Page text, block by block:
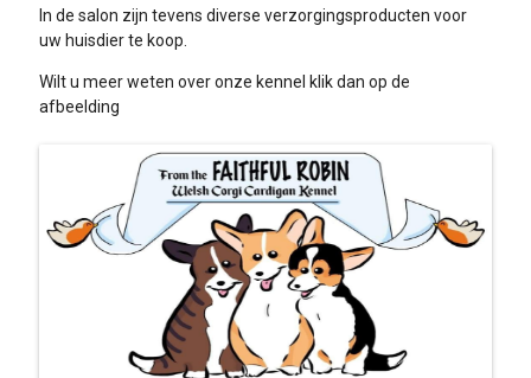
In de salon zijn tevens diverse verzorgingsproducten voor
uw huisdier te koop.
Wilt u meer weten over onze kennel klik dan op de
afbeelding